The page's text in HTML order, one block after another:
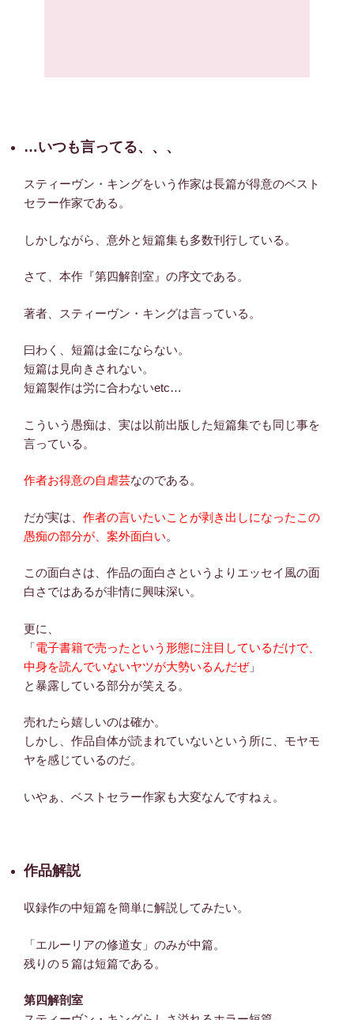
…いつも言ってる、、、
スティーヴン・キングをいう作家は長篇が得意のベスト
セラー作家である。
しかしながら、意外と短篇集も多数刊行している。
さて、本作『第四解剖室』の序文である。
著者、スティーヴン・キングは言っている。
曰わく、短篇は金にならない。
短篇は見向きされない。
短篇製作は労に合わないetc…
こういう愚痴は、実は以前出版した短篇集でも同じ事を
言っている。
作者お得意の自虐芸なのである。
だが実は、 作者の言いたいことが剥き出しになったこの
愚痴の部分が、案外面白い。
この面白さは、作品の面白さというよりエッセイ風の面
白さではあるが非情に興味深い。
更に、
「電子書籍で売ったという形態に注目しているだけで、
中身を読んでいないヤツが大勢いるんだぜ」
と暴露している部分が笑える。
売れたら嬉しいのは確か。
しかし、作品自体が読まれていないという所に、モヤモ
ヤを感じているのだ。
いやぁ、ベストセラー作家も大変なんですねぇ。
作品解説
収録作の中短篇を簡単に解説してみたい。
「エルーリアの修道女」のみが中篇。
残りの５篇は短篇である。
第四解剖室